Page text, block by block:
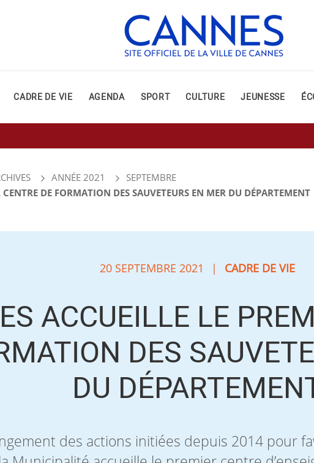
CADRE DE VIE AGENDA SPORT CULTURE JEUNESSE
ANNÉE 2021
SEPTEMBRE
DE FORMATION DES SAUVETEURS EN MER DU DÉPARTEMENT
20 SEPTEMBRE 2021 | CADRE DE VIE
ACCUEILLE LE
DES
DU
des actions initiées depuis 2014 pour